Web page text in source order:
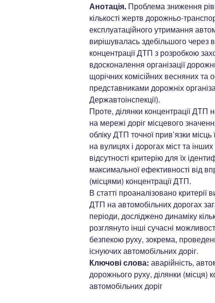
Анотація.Проблема зниження
кількості жертв дорожньо-
експлуатаційного утримання
вирішувалась здебільшого через
концентрації ДТП з розробкою
вдосконалення організації
щорічних комісійних весняних та
представниками дорожніх
Державтоінспекції).
Проте, ділянки концентрації ДТП
на мережі доріг місцевого
обліку ДТП точної прив’язки
на вулицях і дорогах міст та
відсутності критерію для їх
максимальної ефективності від
(місцями) концентрації ДТП.
В статті проаналізовано критерії
ДТП на автомобільних дорогах
періоди, досліджено динаміку
розглянуто інші сучасні
безпекою руху, зокрема,
існуючих автомобільних доріг.
Ключові слова: аварійність,
дорожнього руху, ділянки (місця)
автомобільних доріг